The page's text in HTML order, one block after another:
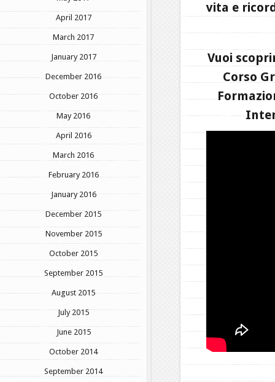
April 2017
March 2017
January 2017
December 2016
October 2016
May 2016
April 2016
March 2016
February 2016
January 2016
December 2015
November 2015
October 2015
September 2015
August 2015
July 2015
June 2015
October 2014
September 2014
vita e
Vuoi
Corso